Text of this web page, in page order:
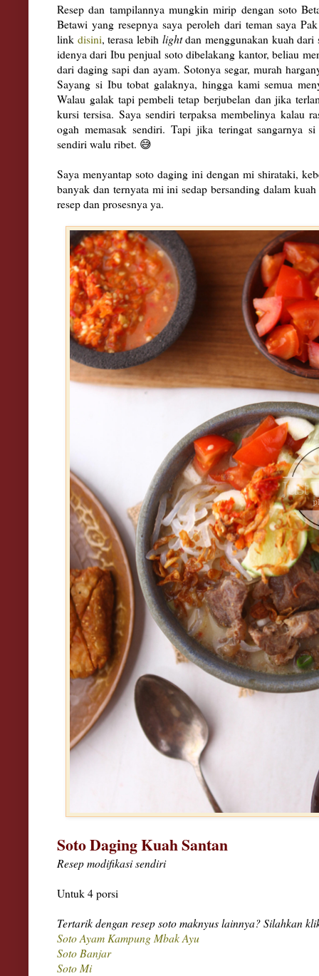
Resep dan tampilannya mungkin mirip dengan soto
Betawi yang resepnya saya peroleh dari teman saya
link disini, terasa lebih lightdan menggunakan kuah dari
idenya dari Ibu penjual soto dibelakang kantor, beliau
dari daging sapi dan ayam. Sotonya segar, murah
Sayang si Ibu tobat galaknya, hingga kami semua
Walau galak tapi pembeli tetap berjubelan dan jika
kursi tersisa. Saya sendiri terpaksa membelinya kalau
ogah memasak sendiri. Tapi jika teringat sangarnya
sendiri walu ribet. 😅
Saya menyantap soto daging ini dengan mi shirataki,
banyak dan ternyata mi ini sedap bersanding dalam
resep dan prosesnya ya.
Soto Daging Kuah Santan
Resep modifikasi sendiri
Untuk 4 porsi
Tertarik dengan resep soto maknyus lainnya? Silahkan
Soto Ayam Kampung Mbak Ayu
Soto Banjar
Soto Mi